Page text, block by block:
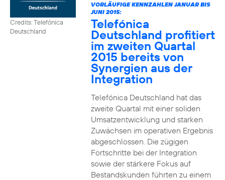
Credits: Telefónica
Deutschland
VORLÄUFIGE KENNZAHLEN JANUAR BIS
JUNI 2015:
Telefónica
Deutschland profitiert
im zweiten Quartal
2015 bereits von
Synergien aus der
Integration
Telefónica Deutschland hat das
zweite Quartal mit einer soliden
Umsatzentwicklung und starken
Zuwächsen im operativen Ergebnis
abgeschlossen. Die zügigen
Fortschritte bei der Integration
sowie der stärkere Fokus auf
Bestandskunden führten zu einem